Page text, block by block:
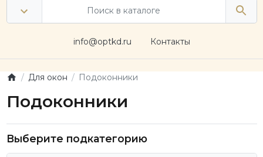
info@optkd.ru Контакты
Для окон Подоконники
Подоконники
Выберите подкатегорию